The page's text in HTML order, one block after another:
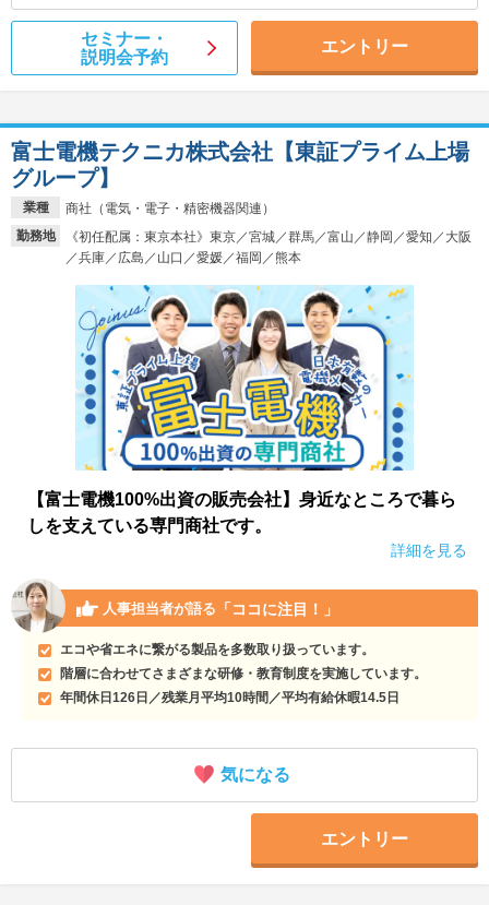
セミナー・
説明会予約
エントリー
業種
商社（電気・電子・精密機器関連）
勤務地
《初任配属：東京本社》東京／宮城／群馬／富山／静岡／愛知／大阪
／兵庫／広島／山口／愛媛／福岡／熊本
富士電機テクニカ株式会社【東証プライム上場
グループ】
【富士電機100%出資の販売会社】身近なところで暮ら
しを支えている専門商社です。
詳細を見る
人事担当者が語る 「ココに注目！」
エコや省エネに繋がる製品を多数取り扱っています。
階層に合わせてさまざまな研修・教育制度を実施しています。
年間休日126日／残業月平均10時間／平均有給休暇14.5日
気になる
エントリー